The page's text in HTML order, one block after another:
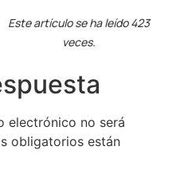
Este artículo se ha leído 423
veces.
electrónico no será
obligatorios están